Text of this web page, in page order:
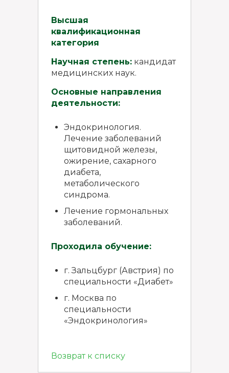
Высшая
квалификационная
категория
Научная степень: кандидат
медицинских наук.
Основные направления
деятельности:
Эндокринология.
Лечение заболеваний
щитовидной железы,
ожирение, сахарного
диабета,
метаболического
синдрома.
Лечение гормональных
заболеваний.
Проходила обучение:
г. Зальцбург (Австрия) по
специальности «Диабет»
г. Москва по
специальности
«Эндокринология»
Возврат к списку